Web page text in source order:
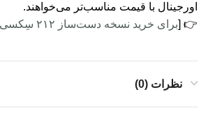
اورجینال با قیمت مناسب‌تر می‌خواهند.
👉 [برای خرید نسخه دست‌ساز ۲۱۲ سِکسی من کلیک کنید
نظرات (0)